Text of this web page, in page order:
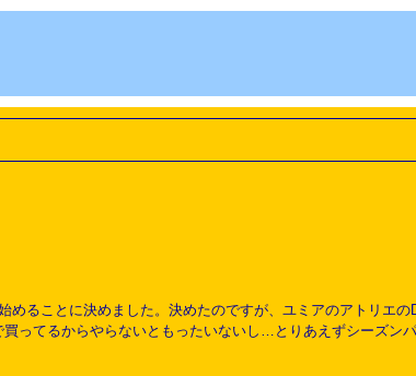
ることに決めました。決めたのですが、ユミアのアトリエ
ってるからやらないともったいないし…とりあえずシーズン